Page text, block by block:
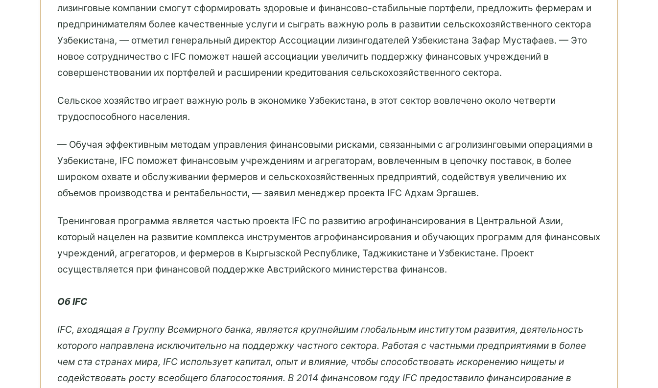
лизинговые компании смогут сформировать здоровые и финансово-стабильные портфели, предложить фермерам и
предпринимателям более качественные услуги и сыграть важную роль в развитии сельскохозяйственного сектора
Узбекистана, — отметил генеральный директор Ассоциации лизингодателей Узбекистана Зафар Мустафаев. — Это
новое сотрудничество с IFC поможет нашей ассоциации увеличить поддержку финансовых учреждений в
совершенствовании их портфелей и расширении кредитования сельскохозяйственного сектора.
Сельское хозяйство играет важную роль в экономике Узбекистана, в этот сектор вовлечено около четверти
трудоспособного населения.
— Обучая эффективным методам управления финансовыми рисками, связанными с агролизинговыми операциями в
Узбекистане, IFC поможет финансовым учреждениям и агрегаторам, вовлеченным в цепочку поставок, в более
широком охвате и обслуживании фермеров и сельскохозяйственных предприятий, содействуя увеличению их
объемов производства и рентабельности, — заявил менеджер проекта IFC Адхам Эргашев.
Тренинговая программа является частью проекта IFC по развитию агрофинансирования в Центральной Азии,
который нацелен на развитие комплекса инструментов агрофинансирования и обучающих программ для финансовых
учреждений, агрегаторов, и фермеров в Кыргызской Республике, Таджикистане и Узбекистане. Проект
осуществляется при финансовой поддержке Австрийского министерства финансов.
Об IFC
IFC, входящая в Группу Всемирного банка, является крупнейшим глобальным институтом развития, деятельность
которого направлена исключительно на поддержку частного сектора. Работая с частными предприятиями в более
чем ста странах мира, IFC использует капитал, опыт и влияние, чтобы способствовать искоренению нищеты и
содействовать росту всеобщего благосостояния. В 2014 финансовом году IFC предоставило финансирование в